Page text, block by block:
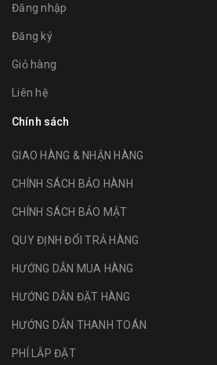
Đăng nhập
Đăng ký
Giỏ hàng
Liên hệ
Chính sách
GIAO HÀNG & NHẬN HÀNG
CHÍNH SÁCH BẢO HÀNH
CHÍNH SÁCH BẢO MẬT
QUY ĐỊNH ĐỔI TRẢ HÀNG
HƯỚNG DẪN MUA HÀNG
HƯỚNG DẪN ĐẶT HÀNG
HƯỚNG DẪN THANH TOÁN
PHÍ LẮP ĐẶT